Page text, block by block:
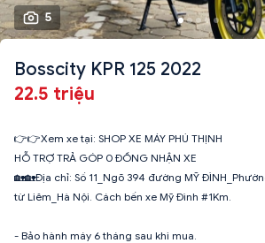
5
Bosscity KPR 125 2022
22.5 triệu
👉👉Xem xe tại: SHOP XE MÁY PHÚ THỊNH
HỖ TRỢ TRẢ GÓP 0 ĐỒNG NHẬN XE
🏡🏡Địa chỉ: Số 11_Ngõ 394 đường MỸ
từ Liêm_Hà Nội. Cách bến xe Mỹ Đình #1Km.
- Bảo hành máy 6 tháng sau khi mua.